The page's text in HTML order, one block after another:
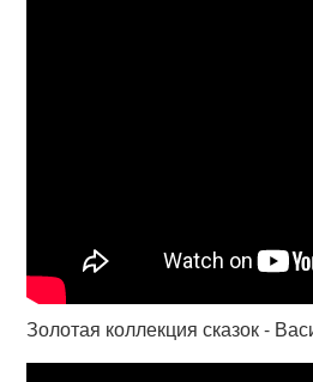
Золотая коллекция сказок -